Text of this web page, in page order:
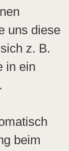
uns diese
z. B.
in ein
beim